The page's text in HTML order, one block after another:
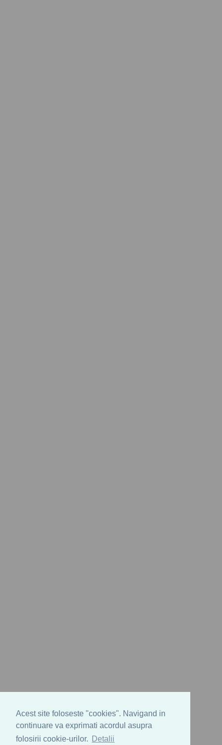
Acest site foloseste "cookies". Navigand in
continuare va exprimati acordul asupra
folosirii cookie-urilor.
Detalii